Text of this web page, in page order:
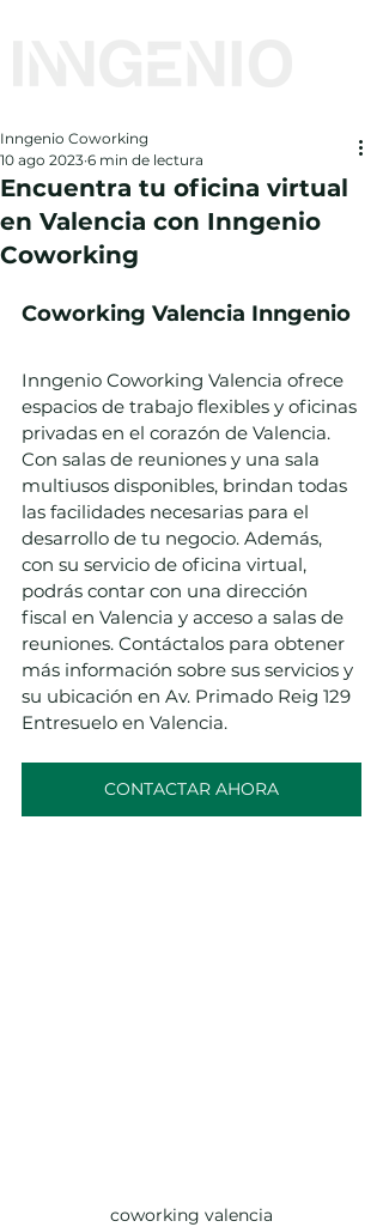
Encuentra tu oficina virtual
en Valencia con Inngenio
Coworking
Inngenio Coworking
10 ago 2023 6 min de lectura
Coworking Valencia Inngenio
Inngenio Coworking Valencia ofrece
espacios de trabajo flexibles y oficinas
privadas en el corazón de Valencia.
Con salas de reuniones y una sala
multiusos disponibles, brindan todas
las facilidades necesarias para el
desarrollo de tu negocio. Además,
con su servicio de oficina virtual,
podrás contar con una dirección
fiscal en Valencia y acceso a salas de
reuniones. Contáctalos para obtener
más información sobre sus servicios y
su ubicación en Av. Primado Reig 129
Entresuelo en Valencia.
CONTACTAR AHORA
coworking valencia